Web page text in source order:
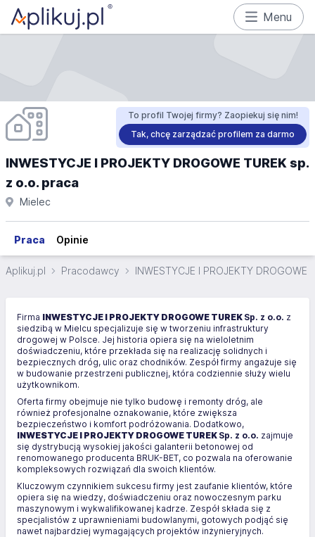
Menu
To profil Twojej firmy? Zaopiekuj się nim!
Tak, chcę zarządzać profilem za darmo
INWESTYCJE I PROJEKTY DROGOWE TUREK sp.
z o.o. praca
Mielec
Praca Opinie
Aplikuj.pl Pracodawcy INWESTYCJE I PROJEKTY DROGOWE
Firma INWESTYCJE I PROJEKTY DROGOWE TUREK Sp. z o.o. z
siedzibą w Mielcu specjalizuje się w tworzeniu infrastruktury
drogowej w Polsce. Jej historia opiera się na wieloletnim
doświadczeniu, które przekłada się na realizację solidnych i
bezpiecznych dróg, ulic oraz chodników. Zespół firmy angażuje się
w budowanie przestrzeni publicznej, która codziennie służy wielu
użytkownikom.
Oferta firmy obejmuje nie tylko budowę i remonty dróg, ale
również profesjonalne oznakowanie, które zwiększa
bezpieczeństwo i komfort podróżowania. Dodatkowo,
INWESTYCJE I PROJEKTY DROGOWE TUREK Sp. z o.o. zajmuje
się dystrybucją wysokiej jakości galanterii betonowej od
renomowanego producenta BRUK-BET, co pozwala na oferowanie
kompleksowych rozwiązań dla swoich klientów.
Kluczowym czynnikiem sukcesu firmy jest zaufanie klientów, które
opiera się na wiedzy, doświadczeniu oraz nowoczesnym parku
maszynowym i wykwalifikowanej kadrze. Zespół składa się z
specjalistów z uprawnieniami budowlanymi, gotowych podjąć się
nawet najbardziej wymagających projektów inżynieryjnych.